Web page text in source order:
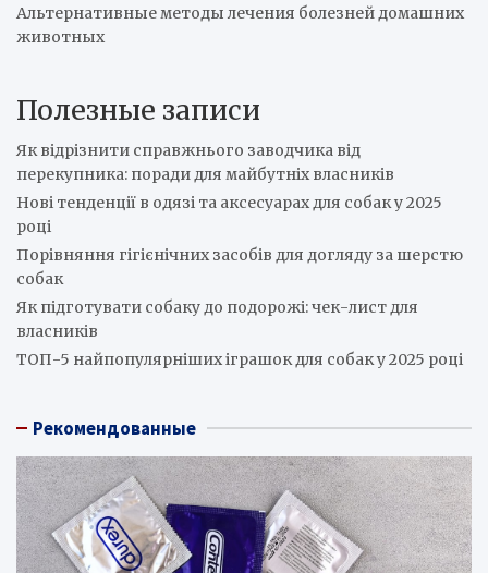
Альтернативные методы лечения болезней домашних
животных
Полезные записи
Як відрізнити справжнього заводчика від
перекупника: поради для майбутніх власників
Нові тенденції в одязі та аксесуарах для собак у 2025
році
Порівняння гігієнічних засобів для догляду за шерстю
собак
Як підготувати собаку до подорожі: чек-лист для
власників
ТОП-5 найпопулярніших іграшок для собак у 2025 році
Рекомендованные